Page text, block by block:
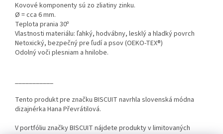
Kovové komponenty sú zo zliatiny zinku.
Ø = cca 6 mm.
Teplota prania 30º
Vlastnosti materiálu: ľahký, hodvábny, lesklý a hladký povrch
Netoxický, bezpečný pre ľudí a psov (OEKO-TEX®)
Odolný voči plesniam a hnilobe.
___________
Tento produkt pre značku BISCUIT navrhla slovenská módna
dizajnérka Hana Převrátilová.
V portfóliu značky BISCUIT nájdete produkty v limitovaných